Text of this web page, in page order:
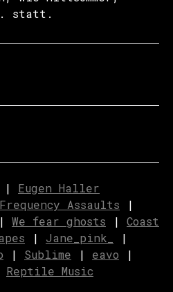
statt.
| Eugen Haller
Assaults |
We fear ghosts | Coast
| Jane_pink_
|
| Sublime | eavo |
Reptile Music